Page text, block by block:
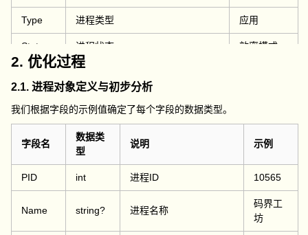
Type 进程类型 应用
Status 进程状态 效率模式
2. 优化过程
2.1. 进程对象定义与初步分析
我们根据字段的示例值确定了每个字段的数据类型。
字段名
数据类
型
说明 示例
PID int 进程ID 10565
Name string? 进程名称
码界工
坊